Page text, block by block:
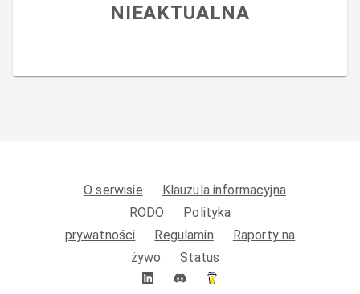
NIEAKTUALNA
O serwisie
Klauzula informacyjna
RODO
Polityka
prywatności
Regulamin
Raporty na
żywo
Status